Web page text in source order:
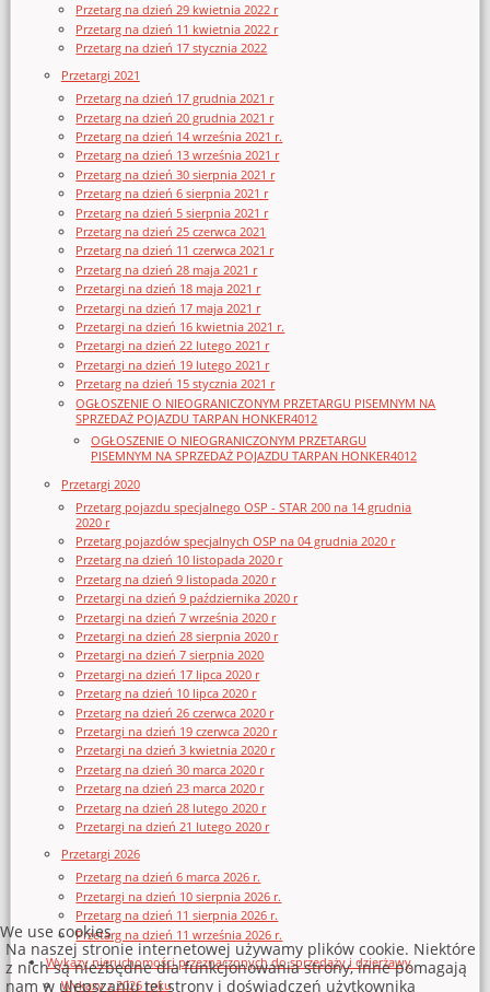
Przetarg na dzień 29 kwietnia 2022 r
Przetarg na dzień 11 kwietnia 2022 r
Przetarg na dzień 17 stycznia 2022
Przetargi 2021
Przetarg na dzień 17 grudnia 2021 r
Przetarg na dzień 20 grudnia 2021 r
Przetarg na dzień 14 września 2021 r.
Przetarg na dzień 13 września 2021 r
Przetarg na dzień 30 sierpnia 2021 r
Przetarg na dzień 6 sierpnia 2021 r
Przetarg na dzień 5 sierpnia 2021 r
Przetarg na dzień 25 czerwca 2021
Przetarg na dzień 11 czerwca 2021 r
Przetarg na dzień 28 maja 2021 r
Przetargi na dzień 18 maja 2021 r
Przetargi na dzień 17 maja 2021 r
Przetargi na dzień 16 kwietnia 2021 r.
Przetargi na dzień 22 lutego 2021 r
Przetargi na dzień 19 lutego 2021 r
Przetarg na dzień 15 stycznia 2021 r
OGŁOSZENIE O NIEOGRANICZONYM PRZETARGU PISEMNYM NA
SPRZEDAŻ POJAZDU TARPAN HONKER4012
OGŁOSZENIE O NIEOGRANICZONYM PRZETARGU
PISEMNYM NA SPRZEDAŻ POJAZDU TARPAN HONKER4012
Przetargi 2020
Przetarg pojazdu specjalnego OSP - STAR 200 na 14 grudnia
2020 r
Przetarg pojazdów specjalnych OSP na 04 grudnia 2020 r
Przetarg na dzień 10 listopada 2020 r
Przetarg na dzień 9 listopada 2020 r
Przetargi na dzień 9 października 2020 r
Przetargi na dzień 7 września 2020 r
Przetargi na dzień 28 sierpnia 2020 r
Przetargi na dzień 7 sierpnia 2020
Przetargi na dzień 17 lipca 2020 r
Przetarg na dzień 10 lipca 2020 r
Przetarg na dzień 26 czerwca 2020 r
Przetargi na dzień 19 czerwca 2020 r
Przetargi na dzień 3 kwietnia 2020 r
Przetarg na dzień 30 marca 2020 r
Przetarg na dzień 23 marca 2020 r
Przetarg na dzień 28 lutego 2020 r
Przetargi na dzień 21 lutego 2020 r
Przetargi 2026
Przetarg na dzień 6 marca 2026 r.
Przetargi na dzień 10 sierpnia 2026 r.
Przetarg na dzień 11 sierpnia 2026 r.
Przetarg na dzień 11 września 2026 r.
Wykazy nieruchomości przeznaczonych do sprzedaży i dzierżawy
Wykazy z 2026 roku
We use cookies
Na naszej stronie internetowej używamy plików cookie. Niektóre
z nich są niezbędne dla funkcjonowania strony, inne pomagają
nam w ulepszaniu tej strony i doświadczeń użytkownika